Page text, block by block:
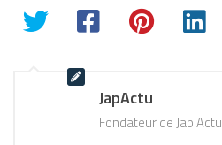
JapActu
Fondateur de Jap Actu